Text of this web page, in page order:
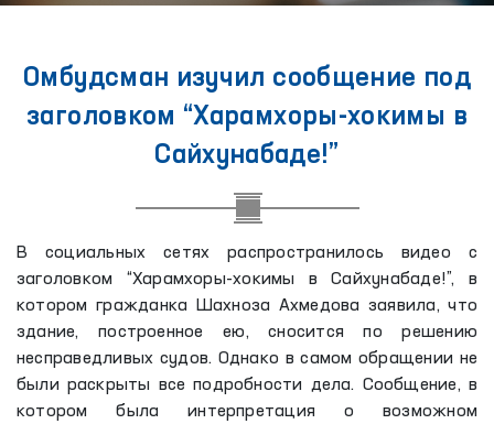
Омбудсман изучил сообщение под
заголовком “Харамхоры-хокимы в
Сайхунабаде!”
В социальных сетях распространилось видео с
заголовком “Харамхоры-хокимы в Сайхунабаде!”, в
котором гражданка Шахноза Ахмедова заявила, что
здание, построенное ею, сносится по решению
несправедливых судов. Однако в самом обращении не
были раскрыты все подробности дела. Сообщение, в
котором была интерпретация о возможном